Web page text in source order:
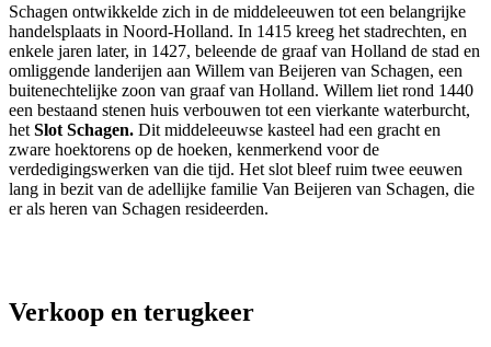
Schagen ontwikkelde zich in de middeleeuwen tot een belangrijke
handelsplaats in Noord-Holland. In 1415 kreeg het stadrechten, en
enkele jaren later, in 1427, beleende de graaf van Holland de stad en
omliggende landerijen aan Willem van Beijeren van Schagen, een
buitenechtelijke zoon van graaf van Holland. Willem liet rond 1440
een bestaand stenen huis verbouwen tot een vierkante waterburcht,
het Slot Schagen. Dit middeleeuwse kasteel had een gracht en
zware hoektorens op de hoeken, kenmerkend voor de
verdedigingswerken van die tijd. Het slot bleef ruim twee eeuwen
lang in bezit van de adellijke familie Van Beijeren van Schagen, die
er als heren van Schagen resideerden.
Verkoop en terugkeer